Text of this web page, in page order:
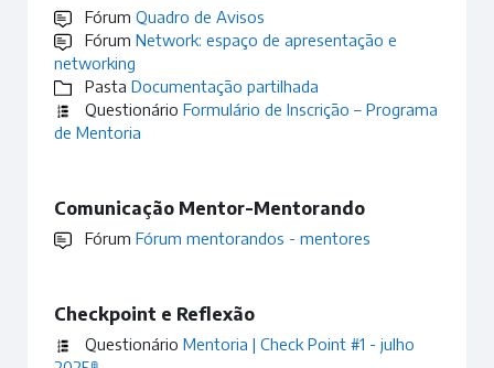
FórumQuadro de Avisos
FórumNetwork: espaço de apresentação e
networking
PastaDocumentação partilhada
QuestionárioFormulário de Inscrição – Programa
de Mentoria
Comunicação Mentor-Mentorando
FórumFórum mentorandos - mentores
Checkpoint e Reflexão
QuestionárioMentoria | Check Point #1 - julho